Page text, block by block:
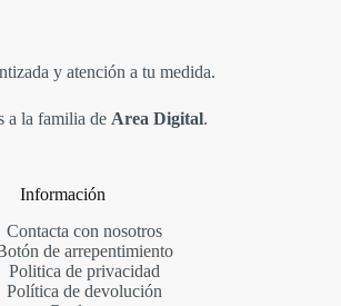
y atención a tu medida.
a la familia de Area Digital.
Información
Contacta con nosotros
de arrepentimiento
Politica de privacidad
Política de devolución